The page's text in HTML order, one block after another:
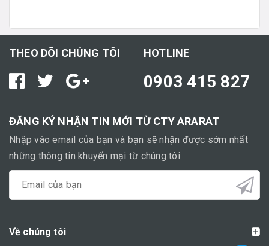
THEO DÕI CHÚNG TÔI HOTLINE
0903 415 827
ĐĂNG KÝ NHẬN TIN MỚI TỪ CTY ARARAT
Nhập vào email của bạn và bạn sẽ nhận được sớm nhất
những thông tin khuyến mại từ chúng tôi
Về chúng tôi